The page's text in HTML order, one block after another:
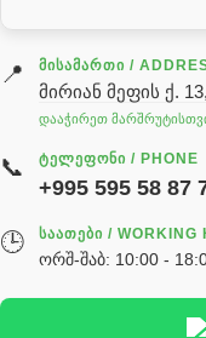
გადაცემათა
ძრავის ზეთი
ჰიდრავლიკის
реек
სხადასხვა
📍 ᲛᲘᲡᲐᲛᲐᲠᲗᲘ /
მირიან მეფის ქ.
დააჭირეთ
📞 ᲢᲔᲚᲔᲤᲝᲜᲘ / PHONE
+995 595 58 87
🕒 ᲡᲐᲐᲗᲔᲑᲘ / WORKING
ორშ-შაბ: 10:00 -